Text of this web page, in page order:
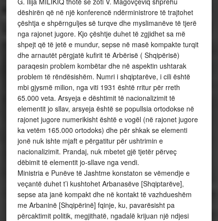
dëshirën që në një konferencë ndërministrore të trajtohet
çështja e shpërnguljes së turqve dhe myslimanëve të tjerë
nga rajonet jugore. Kjo çështje duhet të zgjidhet sa më
shpejt që të jetë e mundur, sepse në masë kompakte turqit
dhe arnautët përgjatë kufirit të Arbërisë ( Shqipërisë)
paraqesin problem kombëtar dhe në aspektin ushtarak
problem të rëndësishëm. Numri i shqiptarëve, i cili është
mbi gjysmë milion, nga viti 1931 është rritur për rreth
65.000 veta. Arsyeja e dështimit të nacionalizimit të
elementit jo sllav, arsyeja është se popullsia ortodokse në
rajonet jugore numerikisht është e vogël (në rajonet jugore
ka vetëm 165.000 ortodoks) dhe për shkak se elementi
jonë nuk ishte mjaft e përgatitur për ushtrimin e
nacionalizimit. Prandaj, nuk mbetet gjë tjetër përveç
dëbimit të elementit jo-sllave nga vendi.
Ministria e Punëve të Jashtme konstaton se vëmendje e
veçantë duhet t’i kushtohet Arbanasëve [Shqiptarëve],
sepse ata janë kompakt dhe në kontakt të vazhdueshëm
me Arbaninë [Shqipërinë] fqinje, ku, pavarësisht pa
përcaktimit politik, megjithatë, ngadalë krijuan një ndjesi